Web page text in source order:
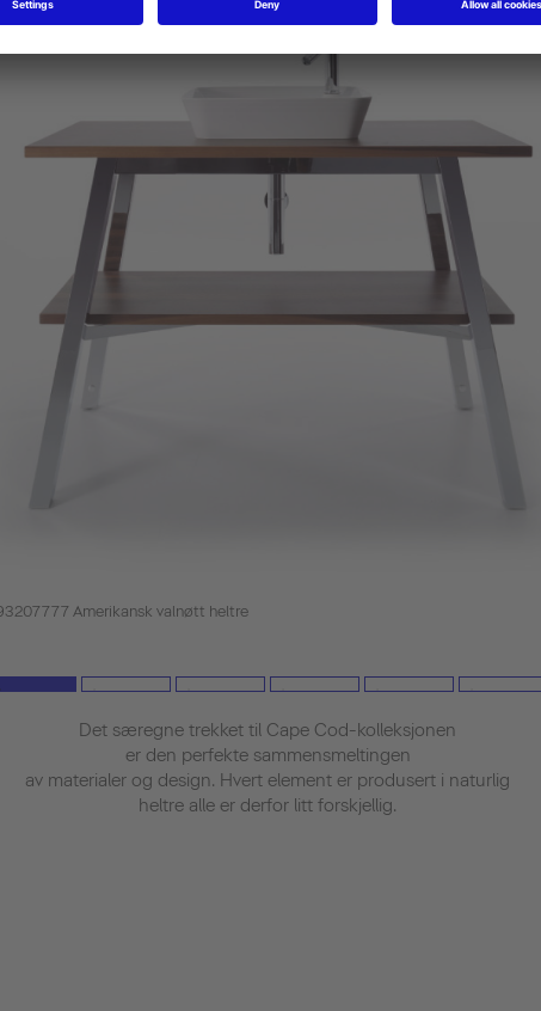
Amerikansk valnøtt heltre
Det særegne trekket til Cape Cod-kolleksjonen
er den perfekte sammensmeltingen
av materialer og design. Hvert element er produsert i naturlig
heltre alle er derfor litt forskjellig.